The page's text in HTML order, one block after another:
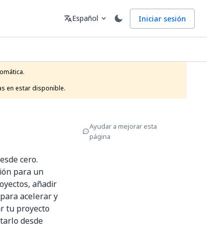
Idioma
translateEspañol expand_more Iniciar sesión
en estar disponible.
cero.
para un
añadir
acelerar y
tu proyecto
desde
Ayudar a mejorar esta
página